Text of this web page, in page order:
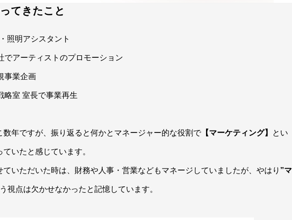
てきたこと
照明アシスタント
でアーティストのプロモーション
事業企画
略室 室長で事業再生
数年ですが、振り返ると何かとマネージャー的な役割で【マーケティング】 とい
いたと感じています。
ていただいた時は、財務や人事・営業などもマネージしていましたが、やはり ”マ
視点は欠かせなかったと記憶しています。